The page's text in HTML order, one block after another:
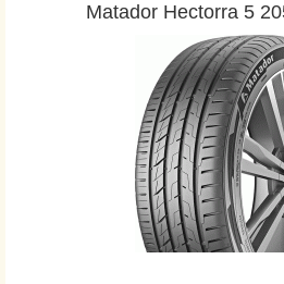
Matador Hectorra 5